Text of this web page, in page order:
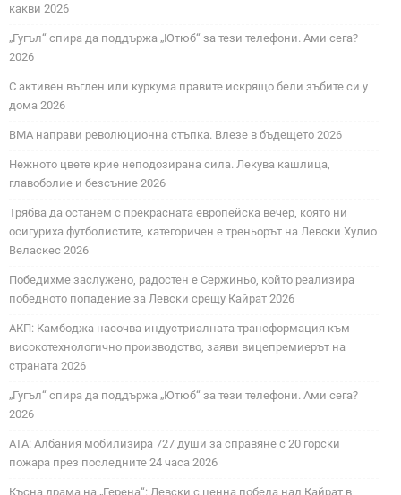
какви 2026
„Гугъл“ спира да поддържа „Ютюб“ за тези телефони. Ами сега?
2026
С активен въглен или куркума правите искрящо бели зъбите си у
дома 2026
ВМА направи революционна стъпка. Влезе в бъдещето 2026
Нежното цвете крие неподозирана сила. Лекува кашлица,
главоболие и безсъние 2026
Трябва да останем с прекрасната европейска вечер, която ни
осигуриха футболистите, категоричен е треньорът на Левски Хулио
Веласкес 2026
Победихме заслужено, радостен е Сержиньо, който реализира
победното попадение за Левски срещу Кайрат 2026
АКП: Камбоджа насочва индустриалната трансформация към
високотехнологично производство, заяви вицепремиерът на
страната 2026
„Гугъл“ спира да поддържа „Ютюб“ за тези телефони. Ами сега?
2026
АТА: Албания мобилизира 727 души за справяне с 20 горски
пожара през последните 24 часа 2026
Късна драма на „Герена“: Левски с ценна победа над Кайрат в